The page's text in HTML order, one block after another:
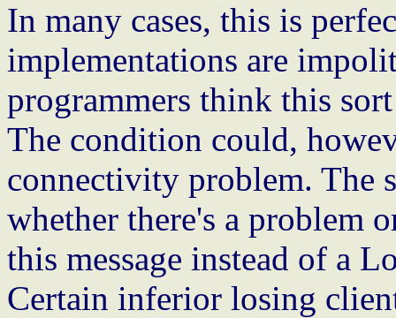
In many cases, this is
implementations are
programmers think this
The condition could,
connectivity problem. The
whether there's a problem
this message instead of a
Certain inferior losing